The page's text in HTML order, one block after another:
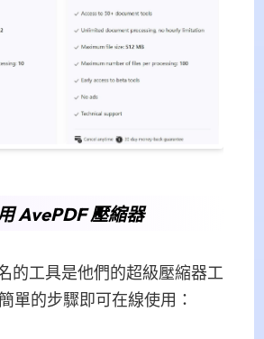
AvePDF 壓縮器
的工具是他們的超級壓縮器工
單的步驟即可在線使用：